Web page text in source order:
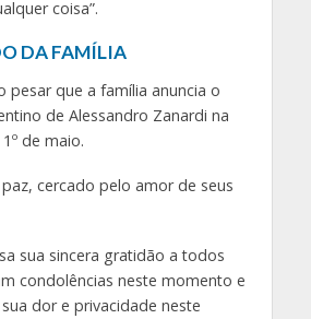
coisa”.
DA FAMÍLIA
pesar que a família anuncia o
de Alessandro Zanardi na
de maio.
cercado pelo amor de seus
sua sincera gratidão a todos
condolências neste momento e
dor e privacidade neste